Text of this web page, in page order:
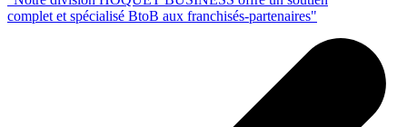
complet et spécialisé BtoB aux franchisés-partenaires"